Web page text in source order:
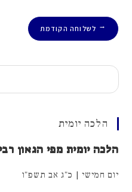
← לשלוחה הקודמת
חיפוש
הלכה יומית
הלכה יומית מפי הגאון
יום חמישי | כ"ג אב תשפ"ו